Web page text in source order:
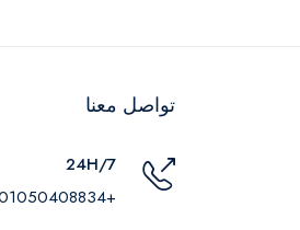
تواصل معنا
24H/7
+201050408834